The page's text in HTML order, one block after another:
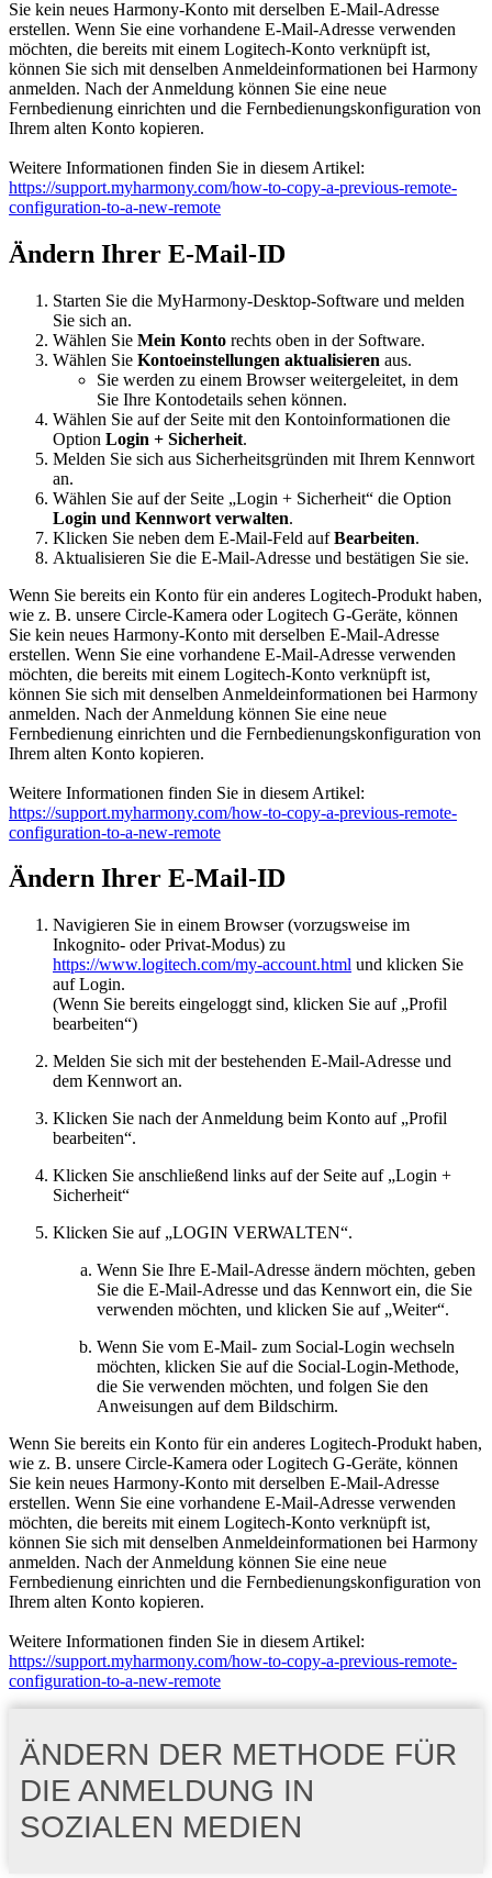
Sie kein neues Harmony-Konto mit derselben E-Mail-Adresse
erstellen. Wenn Sie eine vorhandene E-Mail-Adresse verwenden
möchten, die bereits mit einem Logitech-Konto verknüpft ist,
können Sie sich mit denselben Anmeldeinformationen bei Harmony
anmelden. Nach der Anmeldung können Sie eine neue
Fernbedienung einrichten und die Fernbedienungskonfiguration von
Ihrem alten Konto kopieren.
Weitere Informationen finden Sie in diesem Artikel:
https://support.myharmony.com/how-to-copy-a-previous-remote-
configuration-to-a-new-remote
Ändern Ihrer E-Mail-ID
Starten Sie die MyHarmony-Desktop-Software und melden
Sie sich an.
Wählen Sie Mein Konto rechts oben in der Software.
Wählen Sie Kontoeinstellungen aktualisieren aus.
Sie werden zu einem Browser weitergeleitet, in dem
Sie Ihre Kontodetails sehen können.
Wählen Sie auf der Seite mit den Kontoinformationen die
Option Login + Sicherheit.
Melden Sie sich aus Sicherheitsgründen mit Ihrem Kennwort
an.
Wählen Sie auf der Seite „Login + Sicherheit“ die Option
Login und Kennwort verwalten.
Klicken Sie neben dem E-Mail-Feld aufBearbeiten.
Aktualisieren Sie die E-Mail-Adresse und bestätigen Sie sie.
Wenn Sie bereits ein Konto für ein anderes Logitech-Produkt haben,
wie z. B. unsere Circle-Kamera oder Logitech G-Geräte, können
Sie kein neues Harmony-Konto mit derselben E-Mail-Adresse
erstellen. Wenn Sie eine vorhandene E-Mail-Adresse verwenden
möchten, die bereits mit einem Logitech-Konto verknüpft ist,
können Sie sich mit denselben Anmeldeinformationen bei Harmony
anmelden. Nach der Anmeldung können Sie eine neue
Fernbedienung einrichten und die Fernbedienungskonfiguration von
Ihrem alten Konto kopieren.
Weitere Informationen finden Sie in diesem Artikel:
https://support.myharmony.com/how-to-copy-a-previous-remote-
configuration-to-a-new-remote
Ändern Ihrer E-Mail-ID
Navigieren Sie in einem Browser (vorzugsweise im
Inkognito- oder Privat-Modus) zu
https://www.logitech.com/my-account.html und klicken Sie
auf Login.
(Wenn Sie bereits eingeloggt sind, klicken Sie auf „Profil
bearbeiten“)
Melden Sie sich mit der bestehenden E-Mail-Adresse und
dem Kennwort an.
Klicken Sie nach der Anmeldung beim Konto auf „Profil
bearbeiten“.
Klicken Sie anschließend links auf der Seite auf „Login +
Sicherheit“
Klicken Sie auf „LOGIN VERWALTEN“.
Wenn Sie Ihre E-Mail-Adresse ändern möchten, geben
Sie die E-Mail-Adresse und das Kennwort ein, die Sie
verwenden möchten, und klicken Sie auf „Weiter“.
Wenn Sie vom E-Mail- zum Social-Login wechseln
möchten, klicken Sie auf die Social-Login-Methode,
die Sie verwenden möchten, und folgen Sie den
Anweisungen auf dem Bildschirm.
Wenn Sie bereits ein Konto für ein anderes Logitech-Produkt haben,
wie z. B. unsere Circle-Kamera oder Logitech G-Geräte, können
Sie kein neues Harmony-Konto mit derselben E-Mail-Adresse
erstellen. Wenn Sie eine vorhandene E-Mail-Adresse verwenden
möchten, die bereits mit einem Logitech-Konto verknüpft ist,
können Sie sich mit denselben Anmeldeinformationen bei Harmony
anmelden. Nach der Anmeldung können Sie eine neue
Fernbedienung einrichten und die Fernbedienungskonfiguration von
Ihrem alten Konto kopieren.
Weitere Informationen finden Sie in diesem Artikel:
https://support.myharmony.com/how-to-copy-a-previous-remote-
configuration-to-a-new-remote
ÄNDERN DER METHODE FÜR
DIE ANMELDUNG IN
SOZIALEN MEDIEN